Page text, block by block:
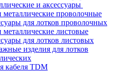
и аксессуары
металлические проволочные
для лотков проволочных
металлические листовые
для лотков листовых
изделия для лотков